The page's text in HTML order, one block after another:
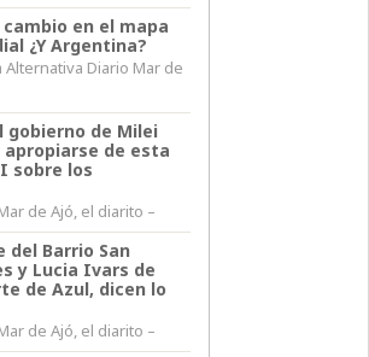
cambio en el mapa
¿Y Argentina?
Alternativa Diario Mar de
gobierno de Milei
de esta
sobre los
de Ajó, el diarito –
del Barrio San
y Lucia Ivars de
de Azul, dicen lo
de Ajó, el diarito –